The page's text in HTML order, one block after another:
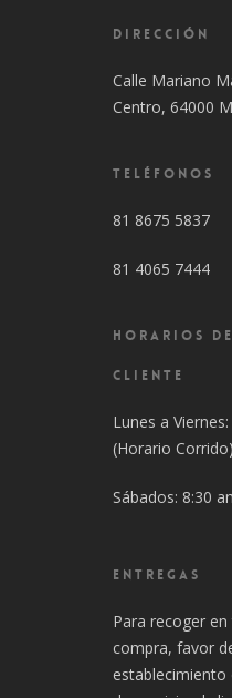
DIRECCIÓN
Calle Mariano
Centro, 64000
TELÉFONOS
81 8675 5837
81 4065 7444
HORARIOS
CLIENTE
Lunes a
(Horario Corrido)
Sábados: 8:30
ENTREGAS
Para recoger
compra, favor